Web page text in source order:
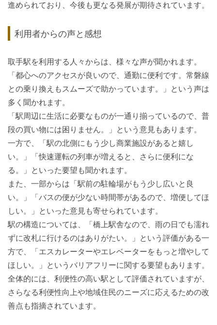
進められており、今後も更なる発展が期待されています。
利用者からの声と感想
取手駅を利用する人々からは、様々な声が聞かれます。
「都心へのアクセスが良いので、通勤に便利です。常磐線
との乗り換えもスムーズで助かっています。」という声は
多く聞かれます。
「駅周辺に生活に必要なものが一通り揃っているので、普
段の買い物には困りません。」という意見もあります。
一方で、「駅の北側にもう少し商業施設があると嬉し
い。」「快速運転の列車が増えると、さらに便利にな
る。」といった要望も聞かれます。
また、一部からは「駅前の駐輪場がもう少し広いと良
い。」「バスの便が少ない時間帯があるので、増便してほ
しい。」といった意見も寄せられています。
駅の構造については、「橋上駅舎なので、雨の日でも濡れ
ずに改札に行けるのはありがたい。」という評価がある一
方で、「エスカレーターやエレベーターをもっと増やして
ほしい。」というバリアフリーに関する要望もあります。
全体的には、利便性の高い駅として評価されていますが、
さらなる利便性向上や地域住民のニーズに応えるための改
善点も指摘されています。